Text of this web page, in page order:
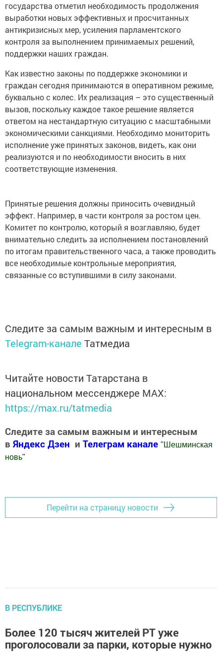
государства отметил необходимость продолжения
выработки новых эффективных и просчитанных
антикризисных мер, усиления парламентского
контроля за выполнением принимаемых решений,
поддержки наших граждан.
Как известно законы по поддержке экономики и
граждан сегодня принимаются в оперативном режиме,
буквально с колес. Их реализация – это существенный
вызов, поскольку каждое такое решение является
ответом на нестандартную ситуацию с масштабными
экономическими санкциями. Необходимо мониторить
исполнение уже принятых законов, видеть, как они
реализуются и по необходимости вносить в них
соответствующие изменения.
Принятые решения должны приносить очевидный
эффект. Например, в части контроля за ростом цен.
Комитет по контролю, который я возглавляю, будет
внимательно следить за исполнением постановлений
по итогам правительственного часа, а также проводить
все необходимые контрольные мероприятия,
связанные со вступившими в силу законами.
Следите за самым важным и интересным в
Telegram-канале Татмедиа
Читайте новости Татарстана в
национальном мессенджере MАХ:
https://max.ru/tatmedia
Следите за самым важным и интересным
в Яндекс Дзен и Телеграм канале " Шешминская
новь"
Перейти на страницу новости
В РЕСПУБЛИКЕ
Более 120 тысяч жителей РТ уже
проголосовали за парки, которые нужно